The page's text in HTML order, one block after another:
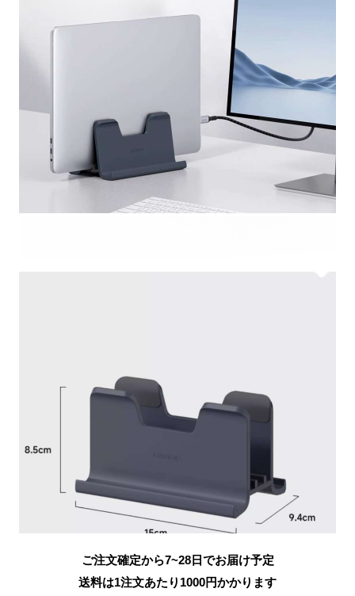
ご注文確定から7~28日でお届け予定
送料は1注文あたり 1000円かかります